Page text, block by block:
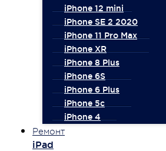
iPhone 12 mini
iPhone SE 2 2020
iPhone 11 Pro Max
iPhone XR
iPhone 8 Plus
iPhone 6S
iPhone 6 Plus
iPhone 5c
iPhone 4
Ремонт
iPad